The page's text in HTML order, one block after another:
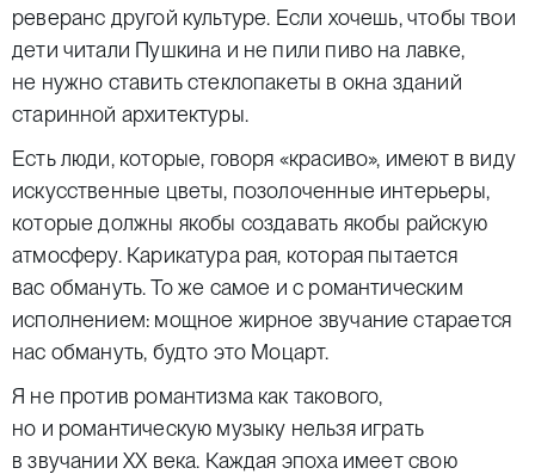
реверанс другой культуре. Если хочешь, чтобы твои
дети читали Пушкина и не пили пиво на лавке,
не нужно ставить стеклопакеты в окна зданий
старинной архитектуры.
Есть люди, которые, говоря «красиво», имеют в виду
искусственные цветы, позолоченные интерьеры,
которые должны якобы создавать якобы райскую
атмосферу. Карикатура рая, которая пытается
вас обмануть. То же самое и с романтическим
исполнением: мощное жирное звучание старается
нас обмануть, будто это Моцарт.
Я не против романтизма как такового,
но и романтическую музыку нельзя играть
в звучании XX века. Каждая эпоха имеет свою